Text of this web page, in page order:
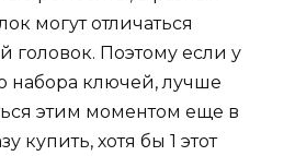
могут отличаться
головок. Поэтому если у
набора ключей, лучше
этим моментом еще в
купить, хотя бы 1 этот